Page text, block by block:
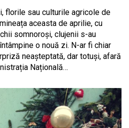
florile sau culturile agricole de
aceasta de aprilie, cu
somnoroși, clujenii s-au
o nouă zi. N-ar fi chiar
neașteptată, dar totuși, afară
Națională…